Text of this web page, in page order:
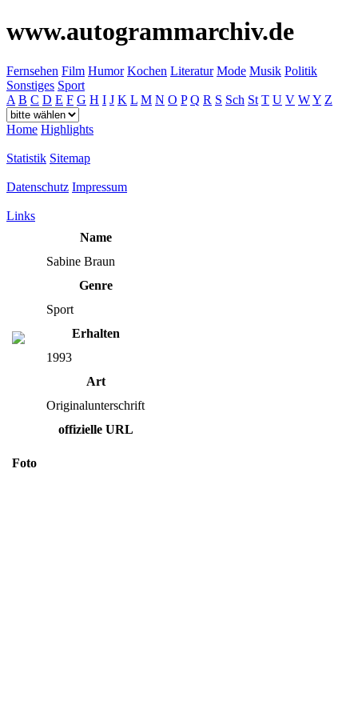
www.autogrammarchiv.de
Fernsehen Film Humor Kochen Literatur Mode Musik Politik
Sonstiges Sport
A B C D E F G H I J K L M N O P Q R S Sch St T U V WY Z
Home Highlights
Statistik Sitemap
Datenschutz Impressum
Links
Name
Sabine Braun
Genre
Sport
Erhalten
1993
Art
Originalunterschrift
offizielle URL
Foto